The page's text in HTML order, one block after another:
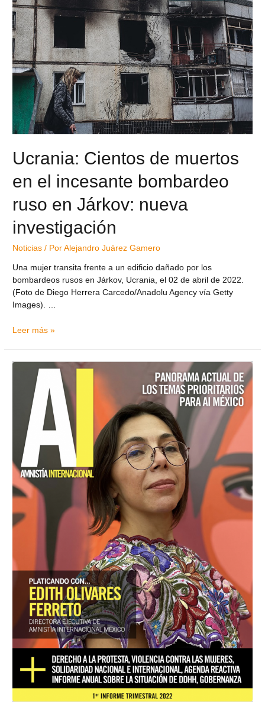
Ucrania: Cientos de muertos
en el incesante bombardeo
ruso en Járkov: nueva
investigación
Noticias / PorAlejandro Juárez Gamero
Una mujer transita frente a un edificio dañado por los
bombardeos rusos en Járkov, Ucrania, el 02 de abril de 2022.
(Foto de Diego Herrera Carcedo/Anadolu Agency vía Getty
Images). …
Leer más »